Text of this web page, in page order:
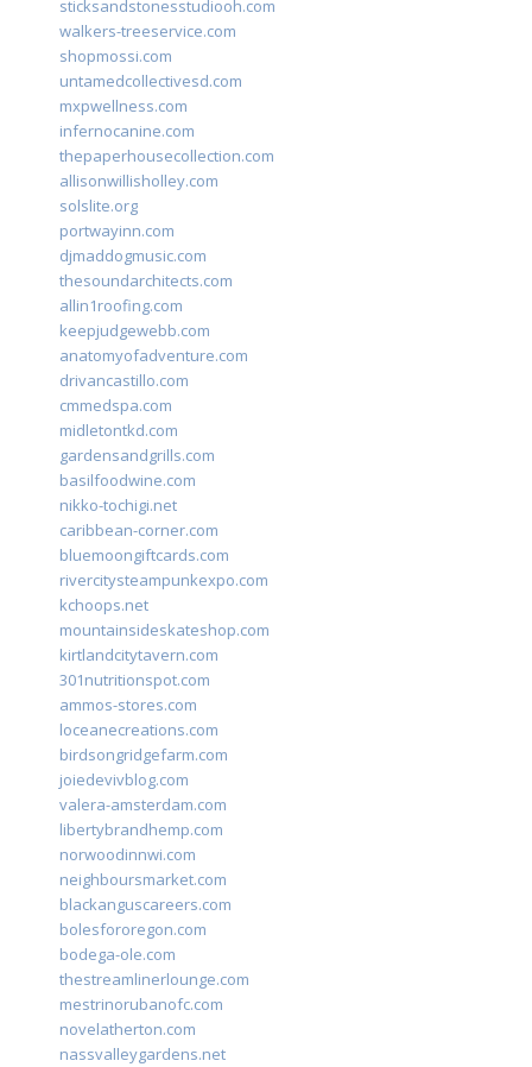
sticksandstonesstudiooh.com
walkers-treeservice.com
shopmossi.com
untamedcollectivesd.com
mxpwellness.com
infernocanine.com
thepaperhousecollection.com
allisonwillisholley.com
solslite.org
portwayinn.com
djmaddogmusic.com
thesoundarchitects.com
allin1roofing.com
keepjudgewebb.com
anatomyofadventure.com
drivancastillo.com
cmmedspa.com
midletontkd.com
gardensandgrills.com
basilfoodwine.com
nikko-tochigi.net
caribbean-corner.com
bluemoongiftcards.com
rivercitysteampunkexpo.com
kchoops.net
mountainsideskateshop.com
kirtlandcitytavern.com
301nutritionspot.com
ammos-stores.com
loceanecreations.com
birdsongridgefarm.com
joiedevivblog.com
valera-amsterdam.com
libertybrandhemp.com
norwoodinnwi.com
neighboursmarket.com
blackanguscareers.com
bolesfororegon.com
bodega-ole.com
thestreamlinerlounge.com
mestrinorubanofc.com
novelatherton.com
nassvalleygardens.net